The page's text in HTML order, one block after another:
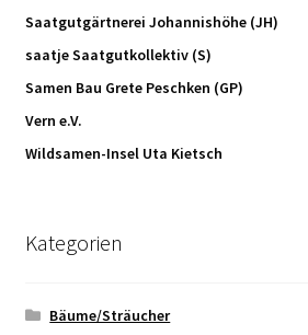
Saatgutgärtnerei Johannishöhe (JH)
saatje Saatgutkollektiv (S)
Samen Bau Grete Peschken (GP)
Vern e.V.
Wildsamen-Insel Uta Kietsch
Kategorien
Bäume/Sträucher